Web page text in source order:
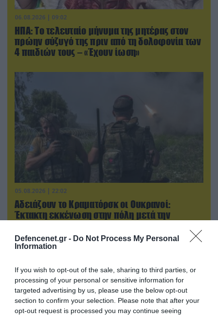
Defencenet.gr - Do Not Process My Personal
Information
If you wish to opt-out of the sale, sharing to third parties, or
processing of your personal or sensitive information for
targeted advertising by us, please use the below opt-out
section to confirm your selection. Please note that after your
opt-out request is processed you may continue seeing
06.08.2026 | 09:02
ΗΠΑ: Το τελευταίο μήνυμα της μητέρας στον
πρώην σύζυγό της πριν από τη δολοφονία των
4 παιδιών τους – «Έχουν ίωση»
05.08.2026 | 22:02
Αδειάζουν το Κραματόρσκ οι Ουκρανοί:
Έκτακτη εκκένωση στην πόλη μετά την